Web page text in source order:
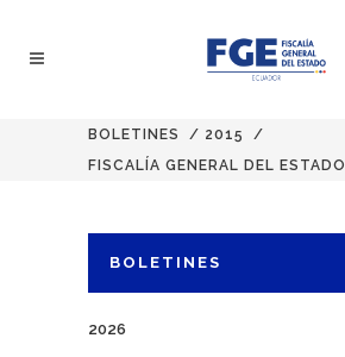
BOLETINES / 2015
/
FISCALÍA GENERAL DEL ESTADO
BOLETINES
2026